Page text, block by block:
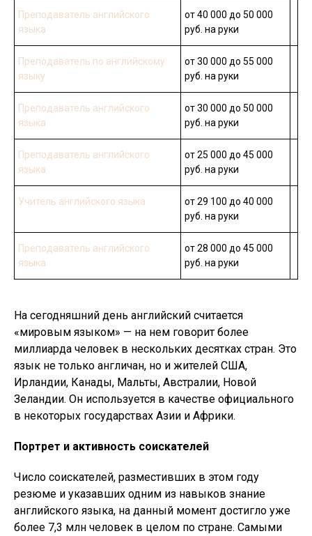
Преподаватель английского
языка
от 40 000 до 50 000
руб. на руки
Преподаватель по английскому
языку
от 30 000 до 55 000
руб. на руки
Преподаватель английского
языка
от 30 000 до 50 000
руб. на руки
Преподаватель английского
языка
от 25 000 до 45 000
руб. на руки
Учитель английского языка
от 29 100 до 40 000
руб. на руки
Преподаватель английского
языка
от 28 000 до 45 000
руб. на руки
На сегодняшний день английский считается
«мировым языком» — на нем говорит более
миллиарда человек в нескольких десятках стран. Это
язык не только англичан, но и жителей США,
Ирландии, Канады, Мальты, Австралии, Новой
Зеландии. Он используется в качестве официального
в некоторых государствах Азии и Африки.
Портрет и активность соискателей
Число соискателей, разместивших в этом году
резюме и указавших одним из навыков знание
английского языка, на данный момент достигло уже
более 7,3 млн человек в целом по стране. Самыми